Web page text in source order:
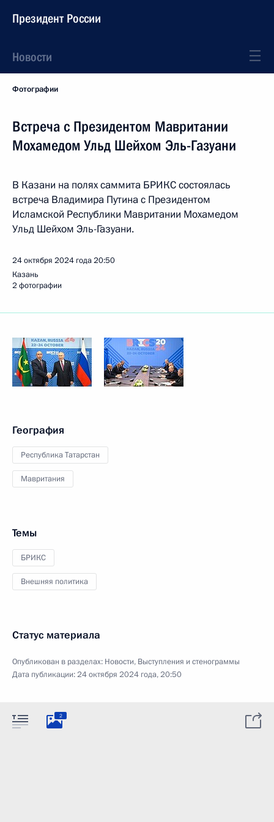
Президент России
Новости
Фотографии
Встреча с Президентом Мавритании
Мохамедом Ульд Шейхом Эль-Газуани
В Казани на полях саммита БРИКС состоялась
встреча Владимира Путина с Президентом
Исламской Республики Мавритании Мохамедом
Ульд Шейхом Эль-Газуани.
24 октября 2024 года20:50
Казань
2 фотографии
География
Республика Татарстан
Мавритания
Темы
БРИКС
Внешняя политика
Статус материала
Опубликован в разделах: Новости, Выступления и стенограммы
Дата публикации:24 октября 2024 года, 20:50
2